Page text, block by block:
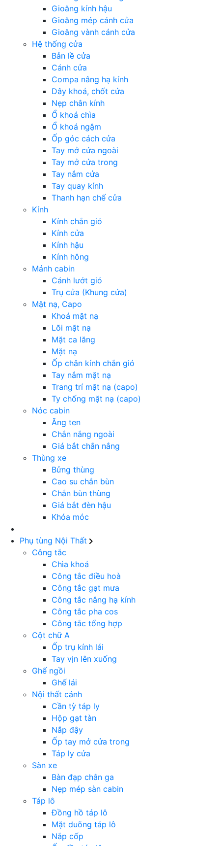
Gioăng kính hậu
Gioăng mép cánh cửa
Gioăng vành cánh cửa
Hệ thống cửa
Bản lề cửa
Cánh cửa
Compa nâng hạ kính
Dây khoá, chốt cửa
Nẹp chân kính
Ổ khoá chìa
Ổ khoá ngậm
Ốp góc cách cửa
Tay mở cửa ngoài
Tay mở cửa trong
Tay nắm cửa
Tay quay kính
Thanh hạn chế cửa
Kính
Kính chắn gió
Kính cửa
Kính hậu
Kính hông
Mảnh cabin
Cánh lướt gió
Trụ cửa (Khung cửa)
Mặt nạ, Capo
Khoá mặt nạ
Lõi mặt nạ
Mặt ca lăng
Mặt nạ
Ốp chân kính chắn gió
Tay nắm mặt nạ
Trang trí mặt nạ (capo)
Ty chống mặt nạ (capo)
Nóc cabin
Ăng ten
Chắn nắng ngoài
Giá bắt chắn nắng
Thùng xe
Bửng thùng
Cao su chắn bùn
Chắn bùn thùng
Giá bắt đèn hậu
Khóa móc
Phụ tùng Nội Thất
Công tắc
Chìa khoá
Công tắc điều hoà
Công tắc gạt mưa
Công tắc nâng hạ kính
Công tắc pha cos
Công tắc tổng hợp
Cột chữ A
Ốp trụ kính lái
Tay vịn lên xuống
Ghế ngồi
Ghế lái
Nội thất cánh
Cần tỳ táp ly
Hộp gạt tàn
Nắp đậy
Ốp tay mở cửa trong
Táp ly cửa
Sàn xe
Bàn đạp chân ga
Nẹp mép sàn cabin
Táp lô
Đồng hồ táp lô
Mặt duõng táp lô
Nắp cốp